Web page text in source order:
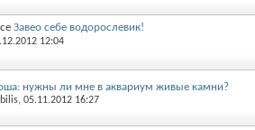
Завео себе водорослевик!
12:04
нужны ли мне в аквариум живые камни?
, 05.11.2012 16:27